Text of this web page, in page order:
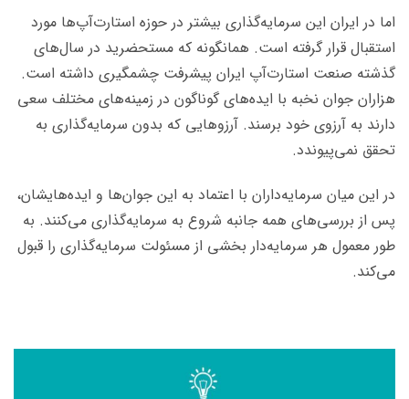
اما در ایران این سرمایه‌گذاری بیشتر در حوزه استارت‌آپ‌ها مورد
استقبال قرار گرفته است. همانگونه که مستحضرید در سال‌های
گذشته صنعت استارت‌آپ ایران پیشرفت چشمگیری داشته است.
هزاران جوان نخبه با ایده‌های گوناگون در زمینه‌های مختلف سعی
دارند به آرزوی خود برسند. آرزوهایی که بدون سرمایه‌گذاری به
تحقق نمی‌پیوندد.
در این میان سرمایه‌داران با اعتماد به این جوان‌ها و ایده‌هایشان،
پس از بررسی‌های همه جانبه شروع به سرمایه‌گذاری می‌کنند. به
طور معمول هر سرمایه‌دار بخشی از مسئولت سرمایه‌گذاری را قبول
می‌کند.